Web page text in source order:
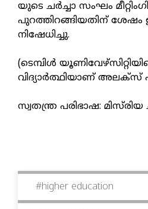
യുടെ ചർച്ചാ സംഘം
പുറത്തിറങ്ങിയതിന്
നിഷേധിച്ചു.
(ടെമ്പിൾ
വിദ്യാർത്ഥിയാണ് അലക്സ്
സ്വതന്ത്ര പരിഭാഷ:
#higher education